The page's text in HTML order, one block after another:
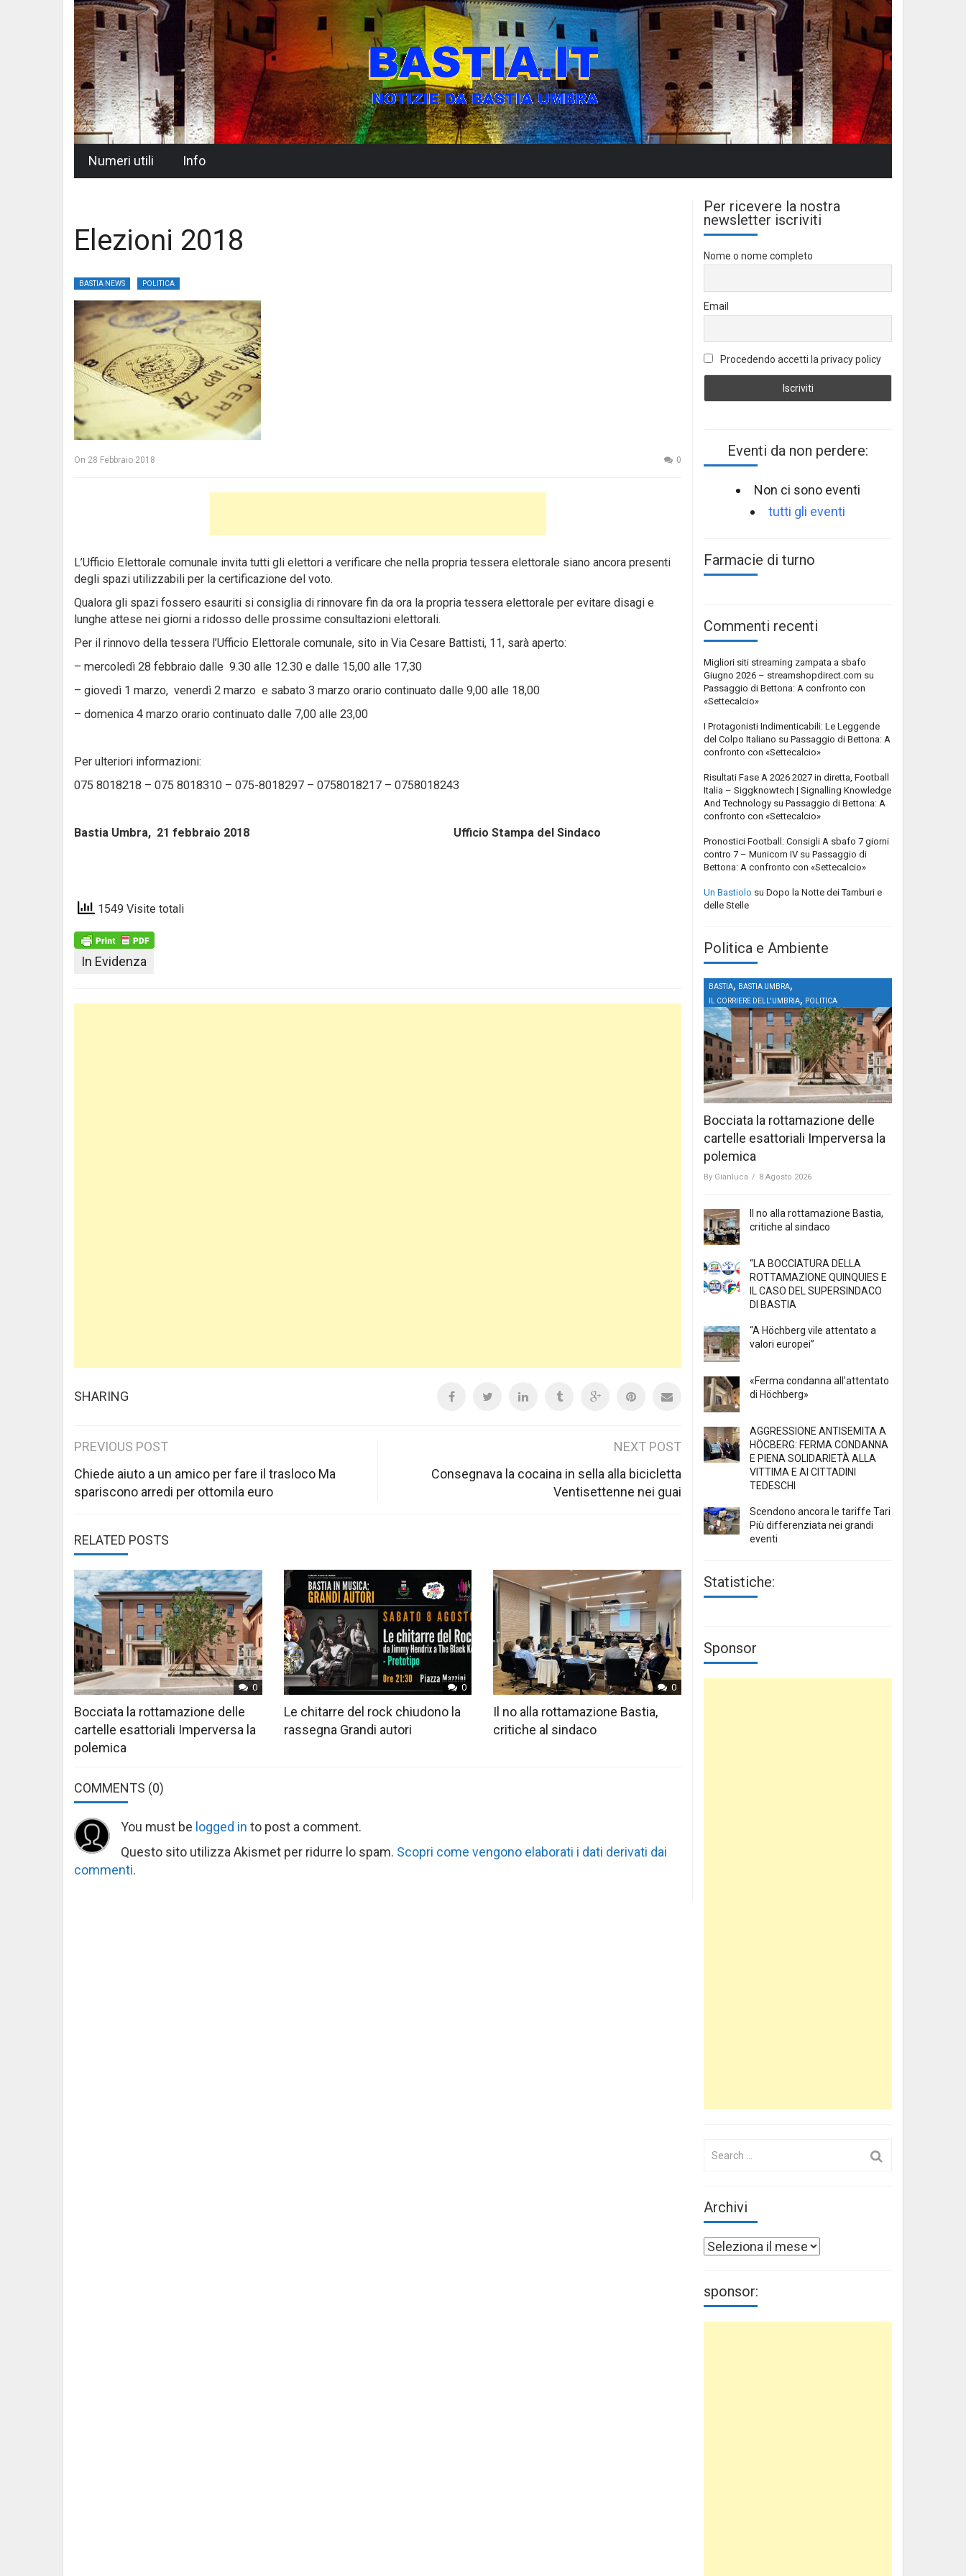
Numeri utili Info
Elezioni 2018
BASTIA NEWS POLITICA
On 28 Febbraio 2018 0
L’Ufficio Elettorale comunale invita tutti gli elettori a verificare che nella propria tessera elettorale siano ancora presenti
degli spazi utilizzabili per la certificazione del voto.
Qualora gli spazi fossero esauriti si consiglia di rinnovare fin da ora la propria tessera elettorale per evitare disagi e
lunghe attese nei giorni a ridosso delle prossime consultazioni elettorali.
Per il rinnovo della tessera l’Ufficio Elettorale comunale, sito in Via Cesare Battisti, 11, sarà aperto:
– mercoledì 28 febbraio dalle 9.30 alle 12.30 e dalle 15,00 alle 17,30
– giovedì 1 marzo, venerdì 2 marzo e sabato 3 marzo orario continuato dalle 9,00 alle 18,00
– domenica 4 marzo orario continuato dalle 7,00 alle 23,00
Per ulteriori informazioni:
075 8018218 – 075 8018310 – 075-8018297 – 0758018217 – 0758018243
Bastia Umbra, 21 febbraio 2018 Ufficio Stampa del Sindaco
1549 Visite totali
In Evidenza
SHARING
Post
navigation
PREVIOUS POST
Chiede aiuto a un amico per fare il trasloco Ma
spariscono arredi per ottomila euro
NEXT POST
Consegnava la cocaina in sella alla bicicletta
Ventisettenne nei guai
RELATED POSTS
0
Bocciata la rottamazione delle
cartelle esattoriali Imperversa la
polemica
0
Le chitarre del rock chiudono la
rassegna Grandi autori
0
Il no alla rottamazione Bastia,
critiche al sindaco
COMMENTS (0)
You must be logged in to post a comment.
Questo sito utilizza Akismet per ridurre lo spam. Scopri come vengono elaborati i dati derivati dai
commenti.
Per ricevere la nostra
newsletter iscriviti
Nome o nome completo
Email
Procedendo accetti la privacy policy
Eventi da non perdere:
Non ci sono eventi
tutti gli eventi
Farmacie di turno
Commenti recenti
Migliori siti streaming zampata a sbafo
Giugno 2026 – streamshopdirect.com su
Passaggio di Bettona: A confronto con
«Settecalcio»
I Protagonisti Indimenticabili: Le Leggende
del Colpo Italiano su Passaggio di Bettona: A
confronto con «Settecalcio»
Risultati Fase A 2026 2027 in diretta, Football
Italia – Siggknowtech | Signalling Knowledge
And Technology su Passaggio di Bettona: A
confronto con «Settecalcio»
Pronostici Football: Consigli A sbafo 7 giorni
contro 7 – Municorn IV su Passaggio di
Bettona: A confronto con «Settecalcio»
Un Bastiolo su Dopo la Notte dei Tamburi e
delle Stelle
Politica e Ambiente
BASTIA, BASTIA UMBRA,
IL CORRIERE DELL'UMBRIA, POLITICA
Bocciata la rottamazione delle
cartelle esattoriali Imperversa la
polemica
By Gianluca / 8 Agosto 2026
Il no alla rottamazione Bastia,
critiche al sindaco
“LA BOCCIATURA DELLA
ROTTAMAZIONE QUINQUIES E
IL CASO DEL SUPERSINDACO
DI BASTIA
“A Höchberg vile attentato a
valori europei”
«Ferma condanna all’attentato
di Höchberg»
AGGRESSIONE ANTISEMITA A
HÖCBERG: FERMA CONDANNA
E PIENA SOLIDARIETÀ ALLA
VITTIMA E AI CITTADINI
TEDESCHI
Scendono ancora le tariffe Tari
Più differenziata nei grandi
eventi
Statistiche:
Sponsor
Archivi
Archivi
sponsor: